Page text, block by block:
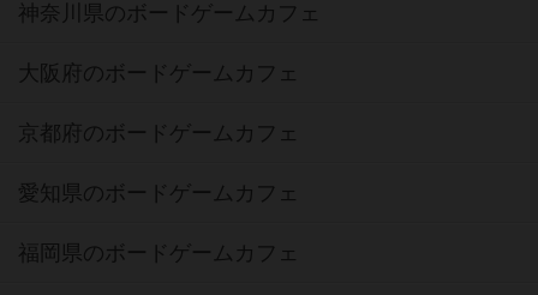
神奈川県のボードゲームカフェ
大阪府のボードゲームカフェ
京都府のボードゲームカフェ
愛知県のボードゲームカフェ
福岡県のボードゲームカフェ